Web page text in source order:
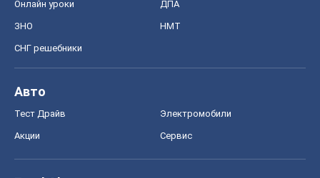
Онлайн уроки ДПА
ЗНО НМТ
СНГ решебники
Авто
Тест Драйв Электромобили
Акции Сервис